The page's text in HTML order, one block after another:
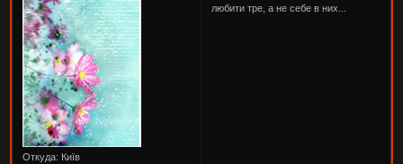
Откуда: Київ
любити тре, а не себе в них...